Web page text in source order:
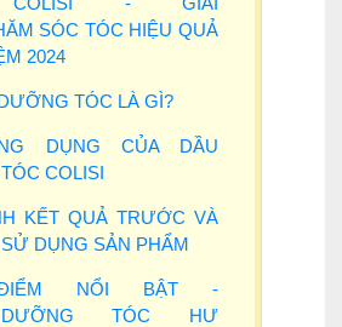
SÓC TÓC HIỆU QUẢ
2024
TÓC LÀ GÌ?
DỤNG CỦA DẦU
COLISI
KẾT QUẢ TRƯỚC VÀ
DỤNG SẢN PHẨM
NỔI BẬT -
TÓC HƯ